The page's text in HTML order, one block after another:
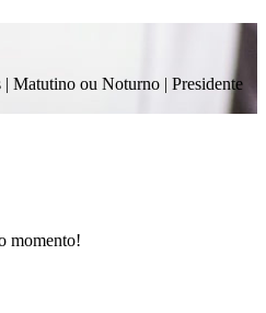
| Matutino ou Noturno | Presidente
momento!